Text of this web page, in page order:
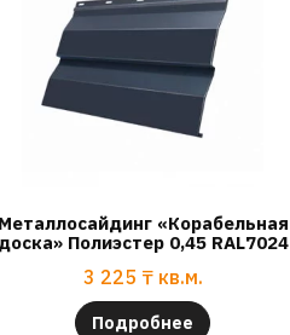
Металлосайдинг «Корабельная
доска» Полиэстер 0,45 RAL7024
3 225 ₸ кв.м.
Подробнее